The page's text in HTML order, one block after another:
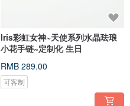
Iris彩虹女神~天使系列水晶珐琅
小花手链~定制化 生日
RMB 289.00
可客制